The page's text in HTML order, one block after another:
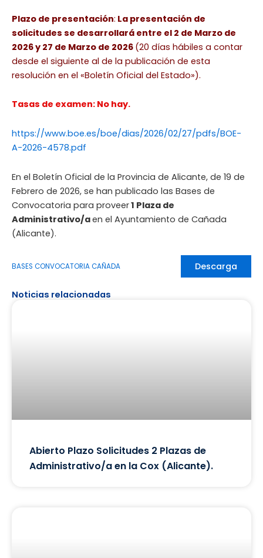
Plazo de presentación: La presentación de
solicitudes se desarrollará entre el 2 de Marzo de
2026 y 27 de Marzo de 2026 (20 días hábiles a contar
desde el siguiente al de la publicación de esta
resolución en el «Boletín Oficial del Estado»).
Tasas de examen: No hay.
https://www.boe.es/boe/dias/2026/02/27/pdfs/BOE-
A-2026-4578.pdf
En el Boletín Oficial de la Provincia de Alicante, de 19 de
Febrero de 2026, se han publicado las Bases de
Convocatoria para proveer1 Plaza de
Administrativo/aen el Ayuntamiento de Cañada
(Alicante).
BASES CONVOCATORIA CAÑADA Descarga
Noticias relacionadas
Abierto Plazo Solicitudes 2 Plazas de
Administrativo/a en la Cox (Alicante).